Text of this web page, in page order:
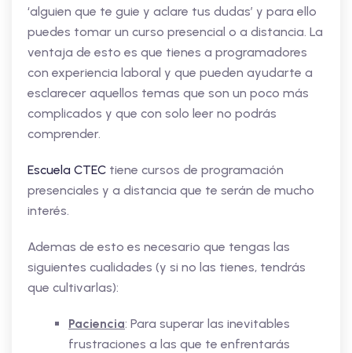
‘alguien que te guie y aclare tus dudas’ y para ello
puedes tomar un curso presencial o a distancia. La
ventaja de esto es que tienes a programadores
con experiencia laboral y que pueden ayudarte a
esclarecer aquellos temas que son un poco más
complicados y que con solo leer no podrás
comprender.
Escuela CTEC tiene cursos de programación
presenciales y a distancia que te serán de mucho
interés.
Ademas de esto es necesario que tengas las
siguientes cualidades (y si no las tienes, tendrás
que cultivarlas):
Paciencia: Para superar las inevitables
frustraciones a las que te enfrentarás